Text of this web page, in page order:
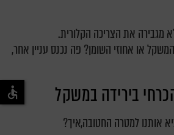
את הצריכה הקלורית.
או אחוזי השומן? פה נכנס עניין אחר,
בירידה במשקל
אותנו למטרה החטובה,איך?